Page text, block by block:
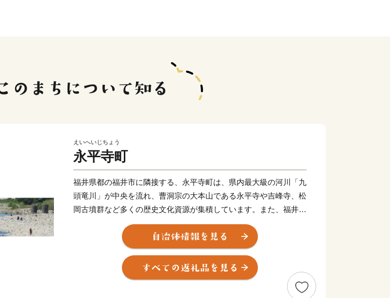
えいへいじちょう
永平寺町
福井県都の福井市に隣接する、永平寺町は、県内最大級の河川「九
頭竜川」が中央を流れ、曹洞宗の大本山である永平寺や吉峰寺、松
岡古墳群など多くの歴史文化資源が集積しています。また、福井大
学医学部や福井県立大学などの学術研究機関も立地しています。
あなたのふるさと“えいへいじ”はどんな顔をしていますか？
友と一緒に学び、笑い、時には泣いた、ふるさと“えいへいじ”。
永平寺町外で活躍されている皆様の「ふるさと永平寺町」を応援し